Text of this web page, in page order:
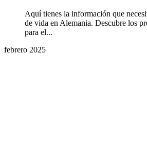
Aquí tienes la información que
de vida en Alemania. Descubre los
para el...
febrero 2025